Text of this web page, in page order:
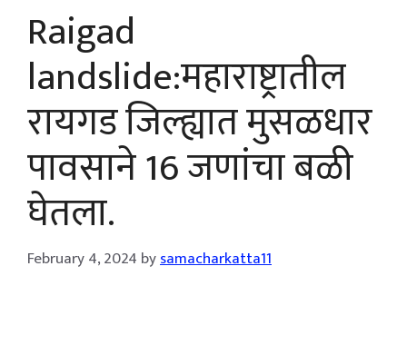
Raigad
landslide:महाराष्ट्रातील
रायगड जिल्ह्यात मुसळधार
पावसाने 16 जणांचा बळी
घेतला.
February 4, 2024 bysamacharkatta11